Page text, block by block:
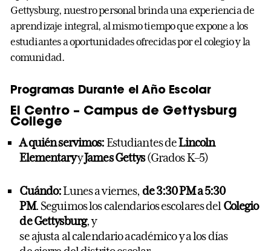
Gettysburg, nuestro personal brinda una experiencia de
aprendizaje integral, al mismo tiempo que expone a los
estudiantes a oportunidades ofrecidas por el colegio y la
comunidad.
Programas Durante el Año Escolar
El Centro – Campus de Gettysburg
College
Aquiénservimos:EstudiantesdeLincoln
ElementaryyJames Gettys(Grados K–5)
Cuándo:Lunes a viernes, de 3:30 PM a 5:30
PM. Seguimosloscalendariosescolaresdel Colegio
de Gettysburg, y
seajusta alcalendarioacadémicoy alosdías